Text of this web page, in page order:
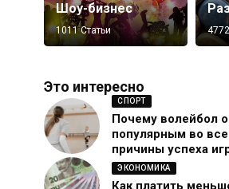
Шоу-бизнес
1011 Статьи
Это интересно
СПОРТ
Почему волейбол
популярным во
причины успеха
ЭКОНОМИКА
Как платить